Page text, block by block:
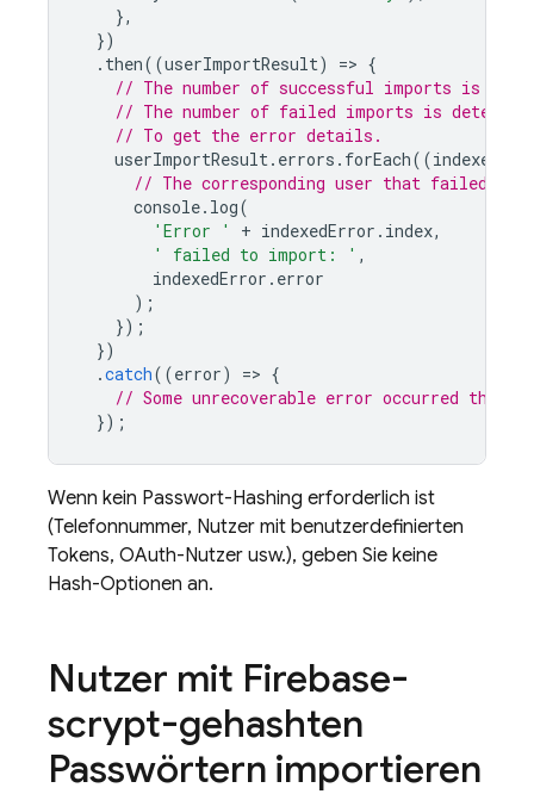
},
})
. then((userImportResult) => {
// The number of successful imports is
// The number of failed imports is
// To get the error details.
userImportResult. errors . forEach((
// The corresponding user that failed to
console. log(
'Error '
+ indexedError . index,
' failed to import: ' ,
indexedError . error
);
});
})
.catch((error) => {
// Some unrecoverable error occurred that
});
Wenn kein Passwort-Hashing erforderlich ist
(Telefonnummer, Nutzer mit benutzerdefinierten
Tokens, OAuth-Nutzer usw.), geben Sie keine
Hash-Optionen an.
Nutzer mit Firebase-
scrypt-gehashten
Passwörtern importieren